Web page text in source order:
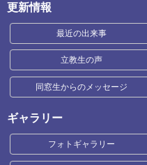
更新情報
最近の出来事
立教生の声
同窓生からのメッセージ
ギャラリー
フォトギャラリー